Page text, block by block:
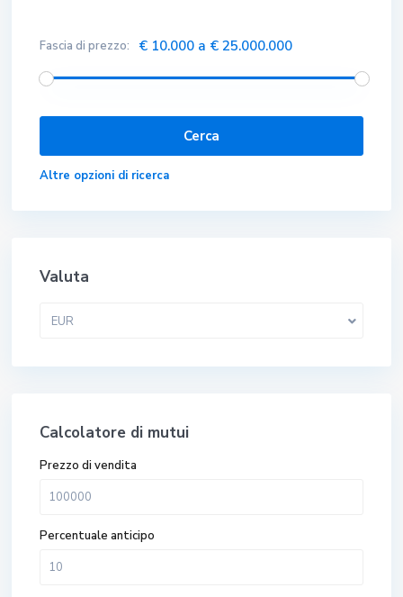
Fascia di prezzo: € 10.000 a € 25.000.000
Altre opzioni di ricerca
Valuta
EUR
Calcolatore di mutui
Prezzo di vendita
Percentuale anticipo